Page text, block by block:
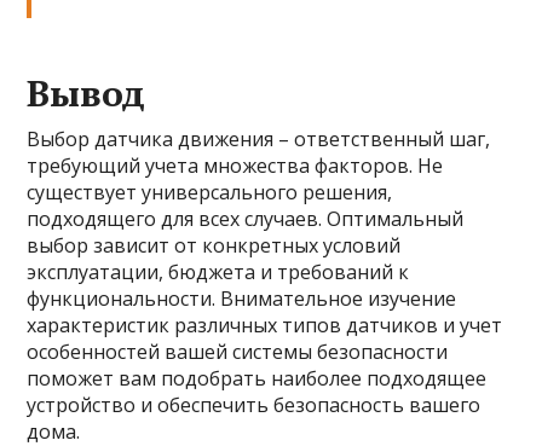
Вывод
Выбор датчика движения – ответственный шаг,
требующий учета множества факторов. Не
существует универсального решения,
подходящего для всех случаев. Оптимальный
выбор зависит от конкретных условий
эксплуатации, бюджета и требований к
функциональности. Внимательное изучение
характеристик различных типов датчиков и учет
особенностей вашей системы безопасности
поможет вам подобрать наиболее подходящее
устройство и обеспечить безопасность вашего
дома.